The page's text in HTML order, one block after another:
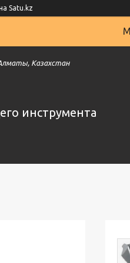
Satu.kz
Казахстан
инструмента